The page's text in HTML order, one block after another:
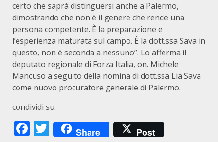
certo che saprà distinguersi anche a Palermo,
dimostrando che non è il genere che rende una
persona competente. È la preparazione e
l’esperienza maturata sul campo. È la dott.ssa Sava in
questo, non è seconda a nessuno”. Lo afferma il
deputato regionale di Forza Italia, on. Michele
Mancuso a seguito della nomina di dott.ssa Lia Sava
come nuovo procuratore generale di Palermo.
condividi su:
Facebook
Twitter
Share Post